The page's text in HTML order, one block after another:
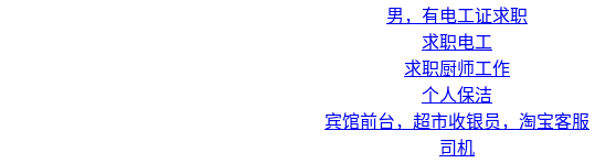
男，有电工证求职
求职电工
求职厨师工作
个人保洁
宾馆前台，超市收银员，淘宝客服
司机